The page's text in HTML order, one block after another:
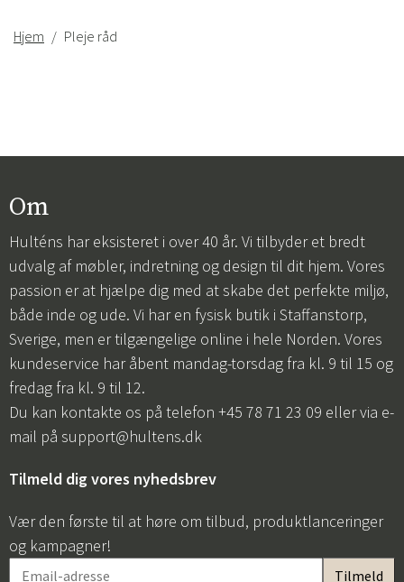
Hjem Pleje råd
Om
Hulténs har eksisteret i over 40 år. Vi tilbyder et bredt
udvalg af møbler, indretning og design til dit hjem. Vores
passion er at hjælpe dig med at skabe det perfekte miljø,
både inde og ude. Vi har en fysisk butik i Staffanstorp,
Sverige, men er tilgængelige online i hele Norden. Vores
kundeservice har åbent mandag-torsdag fra kl. 9 til 15 og
fredag fra kl. 9 til 12.
Du kan kontakte os på telefon +45 78 71 23 09 eller via e-
mail på support@hultens.dk
Tilmeld dig vores nyhedsbrev
Vær den første til at høre om tilbud, produktlanceringer
og kampagner!